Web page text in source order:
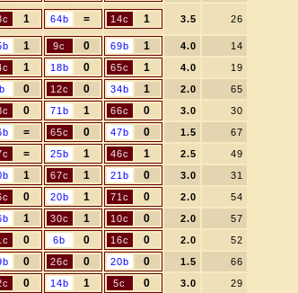
1 64b = 14c 1 3.5 26
1 9c 0 69b 1 4.0
14
1 18b 0 65c 1 4.0
19
0 12c 0 34b 1 2.0
65
0 71b 1 66c 0 3.0
30
= 65c 0 47b 0 1.5
67
= 25b 1 46c 1 2.5
49
1 67c 1 21b 0 3.0
31
0 20b 1 71c 0 2.0
54
1 30c 1 10c 0 2.0
57
0 6b 0 16c 0 2.0
52
0 26c 0 20b 0 1.5
66
0 14b 1 5c 0 3.0
29